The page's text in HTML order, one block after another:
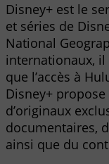
Disney+ est le
et séries de
National
internationaux, il
que l’accès à
Disney+
d’originaux
documentaires,
ainsi que du